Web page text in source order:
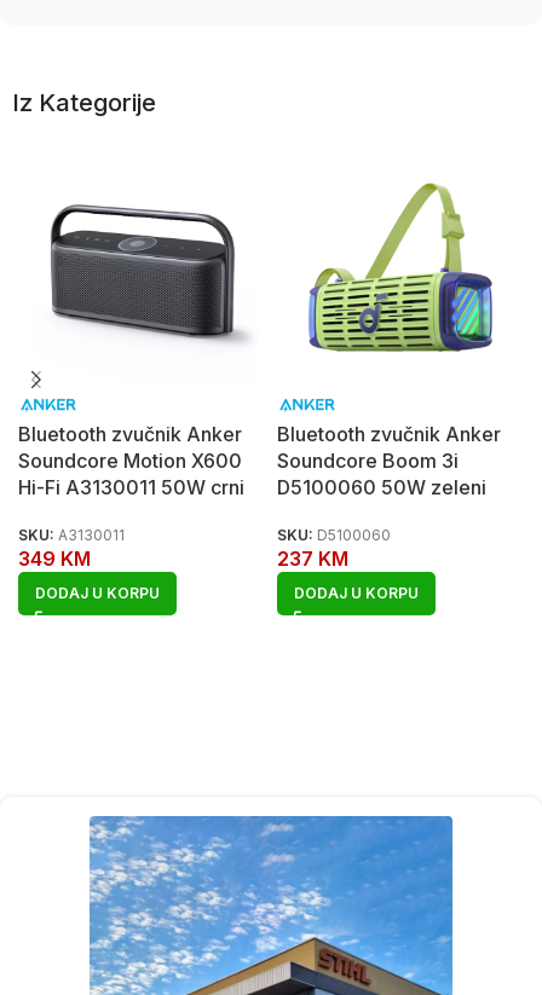
Iz Kategorije
Bluetooth zvučnik Anker
Soundcore Motion X600
Hi-Fi A3130011 50W crni
SKU: A3130011
349 KM
DODAJ U KORPU
Bluetooth zvučnik Anker
Soundcore Boom 3i
D5100060 50W zeleni
SKU: D5100060
237 KM
DODAJ U KORPU